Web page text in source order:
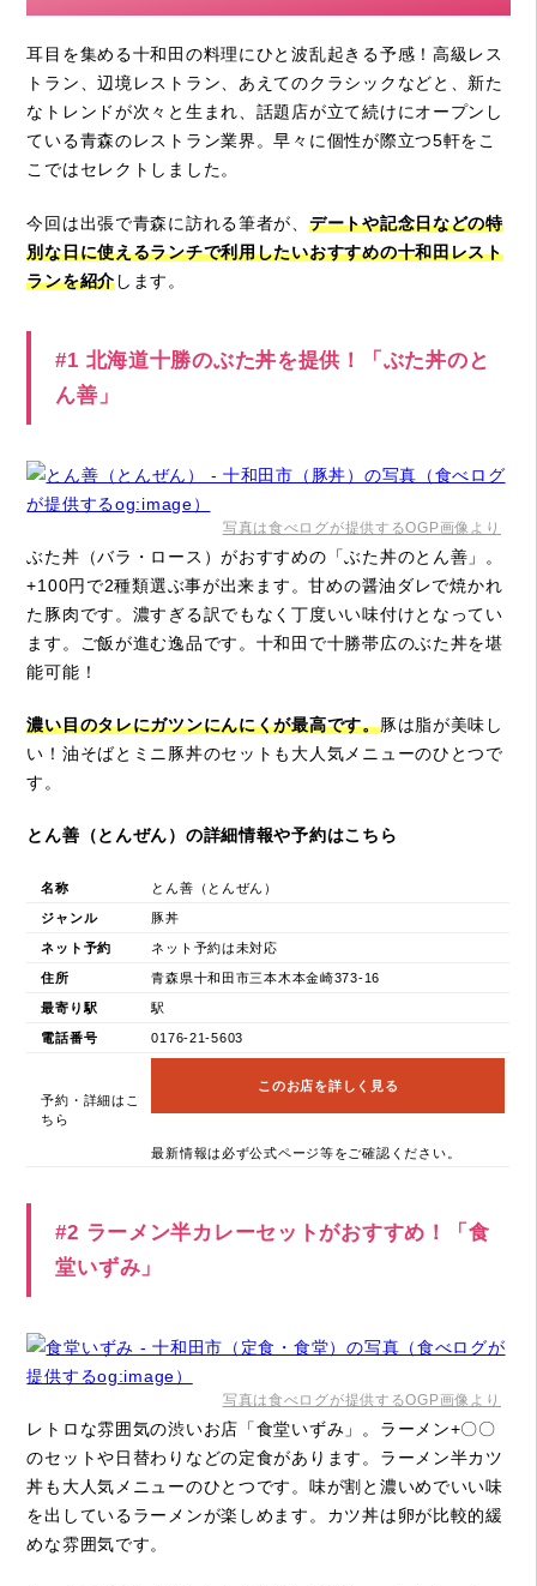
耳目を集める十和田の料理にひと波乱起きる予感！高級レス
トラン、辺境レストラン、あえてのクラシックなどと、新た
なトレンドが次々と生まれ、話題店が立て続けにオープンし
ている青森のレストラン業界。早々に個性が際立つ5軒をこ
こではセレクトしました。
今回は出張で青森に訪れる筆者が、 デートや記念日などの特
別な日に使えるランチで利用したいおすすめの十和田レスト
ランを紹介します。
#1 北海道十勝のぶた丼を提供！「ぶた丼のと
ん善」
写真は食べログが提供するOGP画像より
ぶた丼（バラ・ロース）がおすすめの「ぶた丼のとん善」。
+100円で2種類選ぶ事が出来ます。甘めの醤油ダレで焼かれ
た豚肉です。濃すぎる訳でもなく丁度いい味付けとなってい
ます。ご飯が進む逸品です。十和田で十勝帯広のぶた丼を堪
能可能！
濃い目のタレにガツンにんにくが最高です。豚は脂が美味し
い！油そばとミニ豚丼のセットも大人気メニューのひとつで
す。
とん善（とんぜん）の詳細情報や予約はこちら
名称 とん善（とんぜん）
ジャンル 豚丼
ネット予約 ネット予約は未対応
住所 青森県十和田市三本木本金崎373-16
最寄り駅 駅
電話番号 0176-21-5603
予約・詳細はこ
ちら
このお店を詳しく見る
最新情報は必ず公式ページ等をご確認ください。
#2 ラーメン半カレーセットがおすすめ！「食
堂いずみ」
写真は食べログが提供するOGP画像より
レトロな雰囲気の渋いお店「食堂いずみ」。ラーメン+〇〇
のセットや日替わりなどの定食があります。ラーメン半カツ
丼も大人気メニューのひとつです。味が割と濃いめでいい味
を出しているラーメンが楽しめます。カツ丼は卵が比較的緩
めな雰囲気です。